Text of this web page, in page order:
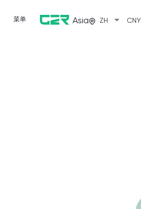
菜单 Asia ZH arrow_drop_down CNY